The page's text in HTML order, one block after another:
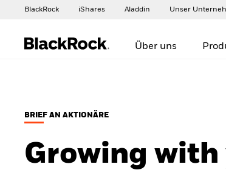
BlackRock iShares Aladdin Unser
Über uns
BRIEF AN AKTIONÄRE
Growing with